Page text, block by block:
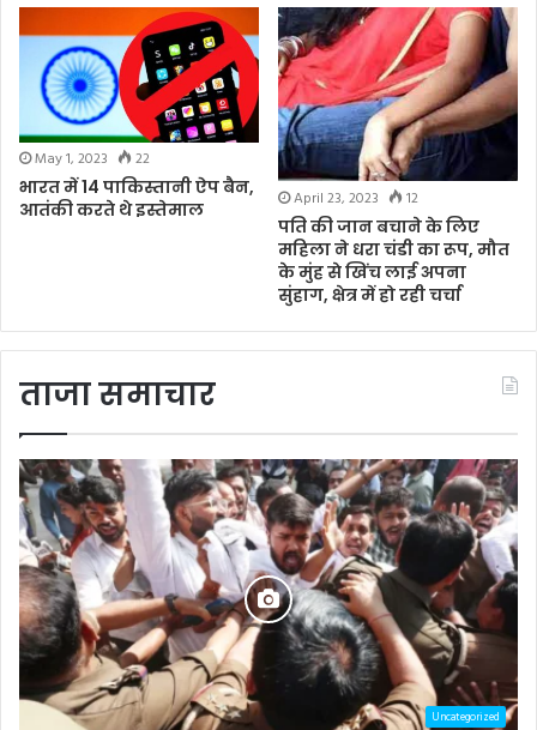
May 1, 2023
22
भारत में 14 पाकिस्तानी ऐप बैन,
आतंकी करते थे इस्तेमाल
April 23, 2023
12
पति की जान बचाने के लिए
महिला ने धरा चंडी का रूप, मौत
के मुंह से खिंच लाई अपना
सुंहाग, क्षेत्र में हो रही चर्चा
ताजा समाचार
Uncategorized